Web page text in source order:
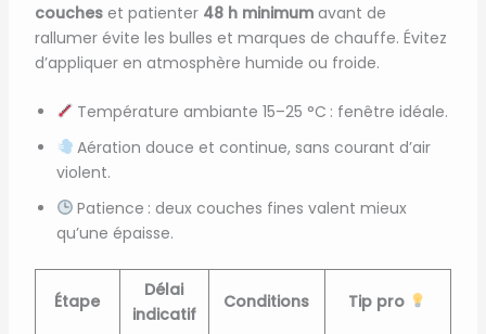
coucheset patienter 48 h minimumavant de
rallumer évite les bulles et marques de chauffe. Évitez
d’appliquer en atmosphère humide ou froide.
Température ambiante 15–25 °C : fenêtre idéale.
Aération douce et continue, sans courant d’air
violent.
Patience : deux couches fines valent mieux
qu’une épaisse.
Étape
Délai
indicatif
Conditions Tip pro